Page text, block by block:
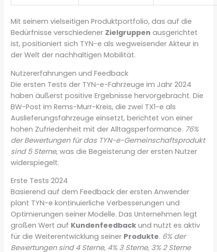
Mit seinem vielseitigen Produktportfolio, das auf die
Bedürfnisse verschiedener Zielgruppen ausgerichtet
ist, positioniert sich TYN-e als wegweisender Akteur in
der Welt der nachhaltigen Mobilität.
Nutzererfahrungen und Feedback
Die ersten Tests der TYN-e-Fahrzeuge im Jahr 2024
haben äußerst positive Ergebnisse hervorgebracht. Die
BW-Post im Rems-Murr-Kreis, die zwei TX1-e als
Auslieferungsfahrzeuge einsetzt, berichtet von einer
hohen Zufriedenheit mit der Alltagsperformance. 76%
der Bewertungen für das TYN-e-Gemeinschaftsprodukt
sind 5 Sterne, was die Begeisterung der ersten Nutzer
widerspiegelt.
Erste Tests 2024
Basierend auf dem Feedback der ersten Anwender
plant TYN-e kontinuierliche Verbesserungen und
Optimierungen seiner Modelle. Das Unternehmen legt
großen Wert auf Kundenfeedback und nutzt es aktiv
für die Weiterentwicklung seiner Produkte. 6% der
Bewertungen sind 4 Sterne, 4% 3 Sterne, 3% 2 Sterne